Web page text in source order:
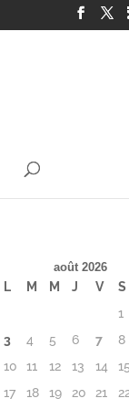
août 2026
L M M J V S
1
3
4 5 6 7 8
10
11 12 13 14 15
17
18 19 20 21